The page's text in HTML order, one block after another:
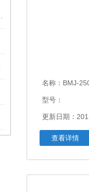
名称： BMJ-250C霉菌培养箱。
型号：
更新日期：
查看详情